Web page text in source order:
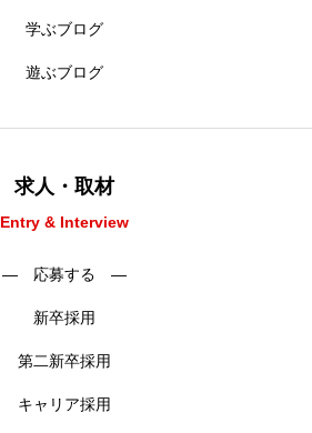
学ぶブログ
遊ぶブログ
求人・取材
Entry & Interview
― 応募する ―
新卒採用
第二新卒採用
キャリア採用